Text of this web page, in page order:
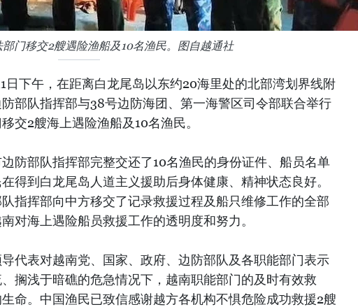
门移交2艘遇险渔船及10名渔民。图自越通社
下午，在距离白龙尾岛以东约20海里处的北部湾划界线附
部队指挥部与38号边防海团、第一海警区司令部联合举行
交2艘海上遇险渔船及10名渔民。
防部队指挥部完整交还了10名渔民的身份证件、船员名单
得到白龙尾岛人道主义援助后身体健康、精神状态良好。
指挥部向中方移交了记录救援过程及船只维修工作的全部
对海上遇险船员救援工作的透明度和努力。
代表对越南党、国家、政府、边防部队及各职能部门表示
搁浅于暗礁的危急情况下，越南职能部门的及时有效救
命。中国渔民已致信感谢越方各机构不惧危险成功救援2艘